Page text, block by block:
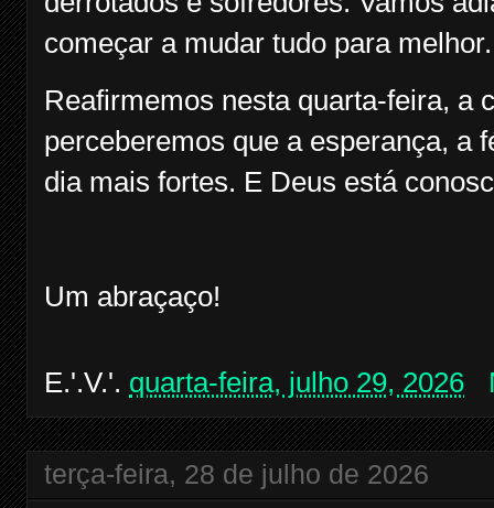
começar a mudar tudo para
Reafirmemos nesta quarta-feira, a
perceberemos que a esperança, a
dia mais fortes. E Deus está
Um abraçaço!
E.'.V.'. quarta-feira, julho 29, 2026
terça-feira, 28 de julho de 2026